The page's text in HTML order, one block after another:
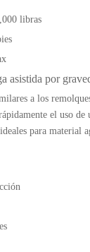
libras
asistida por
a los
el uso de
para material